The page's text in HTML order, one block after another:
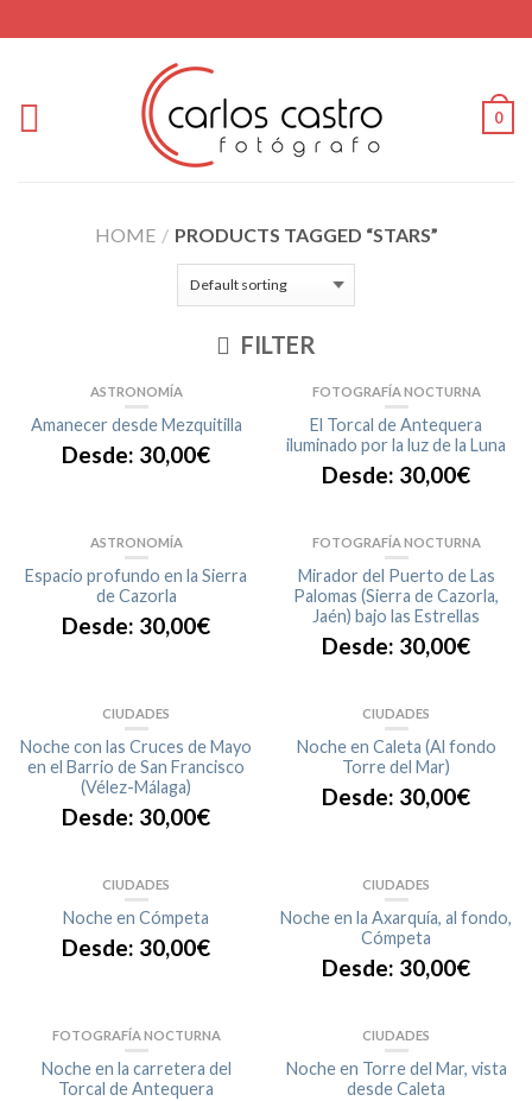
0
HOME / PRODUCTS TAGGED “STARS”
FILTER
ASTRONOMÍA
Amanecer desde Mezquitilla
Desde: 30,00€
FOTOGRAFÍA NOCTURNA
El Torcal de Antequera
iluminado por la luz de la Luna
Desde: 30,00€
ASTRONOMÍA
Espacio profundo en la Sierra
de Cazorla
Desde: 30,00€
FOTOGRAFÍA NOCTURNA
Mirador del Puerto de Las
Palomas (Sierra de Cazorla,
Jaén) bajo las Estrellas
Desde: 30,00€
CIUDADES
Noche con las Cruces de Mayo
en el Barrio de San Francisco
(Vélez-Málaga)
Desde: 30,00€
CIUDADES
Noche en Caleta (Al fondo
Torre del Mar)
Desde: 30,00€
CIUDADES
Noche en Cómpeta
Desde: 30,00€
CIUDADES
Noche en la Axarquía, al fondo,
Cómpeta
Desde: 30,00€
FOTOGRAFÍA NOCTURNA
Noche en la carretera del
Torcal de Antequera
CIUDADES
Noche en Torre del Mar, vista
desde Caleta